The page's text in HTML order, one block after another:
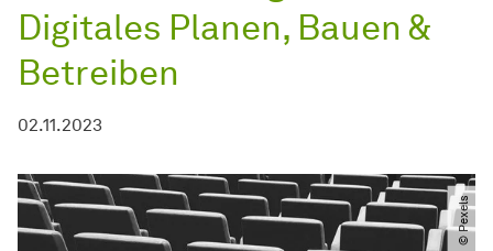
Digitales Planen, Bauen &
Betreiben
02.11.2023
© Pexels